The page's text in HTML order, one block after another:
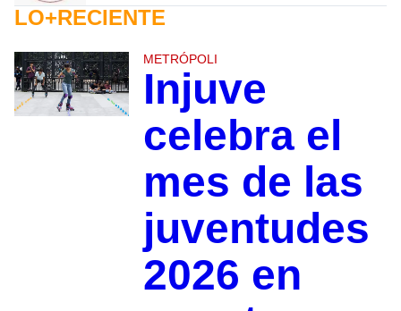
LO+RECIENTE
METRÓPOLI
Injuve
celebra el
mes de las
juventudes
2026 en